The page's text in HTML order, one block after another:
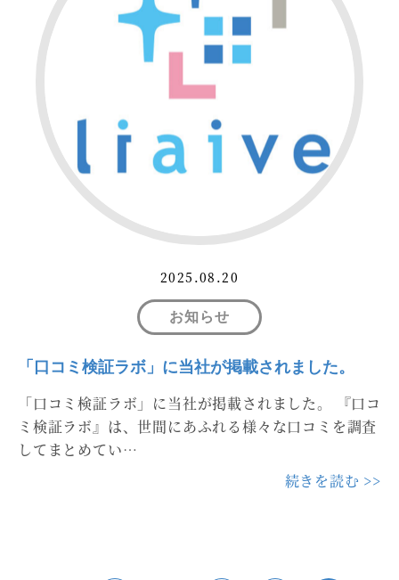
2025.08.20
お知らせ
「口コミ検証ラボ」に当社が掲載されました。
「口コミ検証ラボ」に当社が掲載されました。 『口コ
ミ検証ラボ』は、世間にあふれる様々な口コミを調査
してまとめてい…
続きを読む >>